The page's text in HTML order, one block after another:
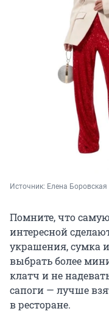
Источник: Елена Боровская
Помните, что
интересной
украшения, сумка
выбрать более
клатч и не
сапоги — лучше
в ресторане.